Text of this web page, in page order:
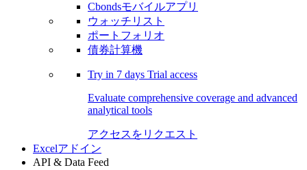
Cbondsモバイルアプリ
ウォッチリスト
ポートフォリオ
債券計算機
Try in 7 days Trial access
Evaluate comprehensive coverage and advanced
analytical tools
アクセスをリクエスト
Excelアドイン
API & Data Feed